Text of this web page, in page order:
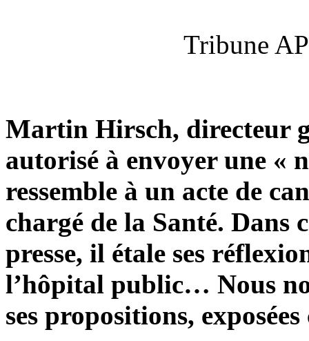
Tribune
Martin Hirsch, directeur
autorisé à envoyer une «
ressemble à un acte de
chargé de la Santé. Dans
presse, il étale ses
l’hôpital public… Nous
ses propositions,